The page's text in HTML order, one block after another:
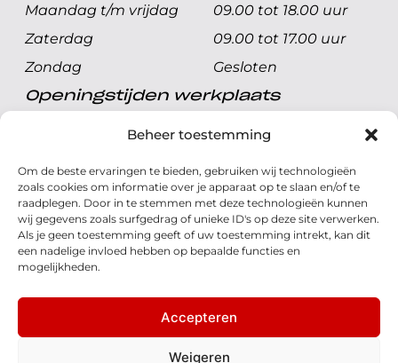
Beheer toestemming
Om de beste ervaringen te bieden, gebruiken wij technologieën
zoals cookies om informatie over je apparaat op te slaan en/of te
raadplegen. Door in te stemmen met deze technologieën kunnen
wij gegevens zoals surfgedrag of unieke ID's op deze site verwerken.
Als je geen toestemming geeft of uw toestemming intrekt, kan dit
een nadelige invloed hebben op bepaalde functies en
mogelijkheden.
Accepteren
Weigeren
Maandag t/m vrijdag
09.00 tot 18.00 uur
Zaterdag
09.00 tot 17.00 uur
Zondag
Gesloten
Openingstijden werkplaats
Maandag t/m vrijdag
08.00 tot 17.00 uur
Zondag
Gesloten
Volg ons
© 2026 - Honda Welman